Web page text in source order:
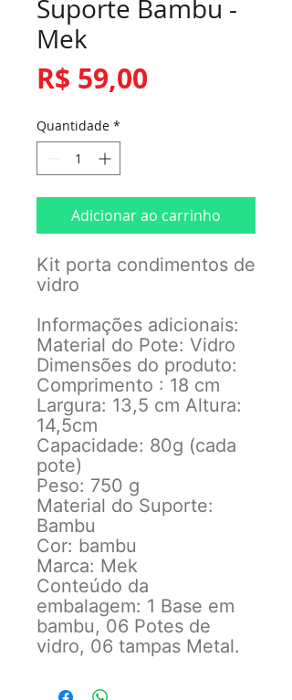
Suporte Bambu -
Mek
R$ 59,00
Quantidade *
Adicionar ao carrinho
Kit porta condimentos de
vidro
Informações adicionais:
Material do Pote: Vidro
Dimensões do produto:
Comprimento : 18 cm
Largura: 13,5 cm Altura:
14,5cm
Capacidade: 80g (cada
pote)
Peso: 750 g
Material do Suporte:
Bambu
Cor: bambu
Marca: Mek
Conteúdo da
embalagem: 1 Base em
bambu, 06 Potes de
vidro, 06 tampas Metal.